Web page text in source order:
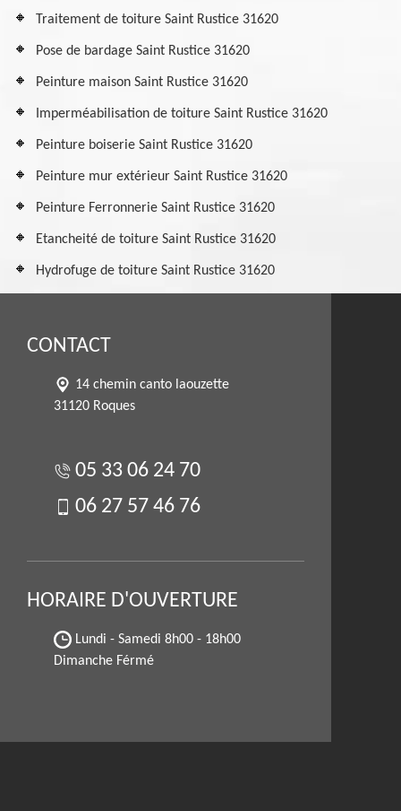
Traitement de toiture Saint Rustice 31620
Pose de bardage Saint Rustice 31620
Peinture maison Saint Rustice 31620
Imperméabilisation de toiture Saint Rustice 31620
Peinture boiserie Saint Rustice 31620
Peinture mur extérieur Saint Rustice 31620
Peinture Ferronnerie Saint Rustice 31620
Etancheité de toiture Saint Rustice 31620
Hydrofuge de toiture Saint Rustice 31620
CONTACT
14 chemin canto laouzette
31120 Roques
05 33 06 24 70
06 27 57 46 76
HORAIRE D'OUVERTURE
Lundi - Samedi 8h00 - 18h00
Dimanche Férmé